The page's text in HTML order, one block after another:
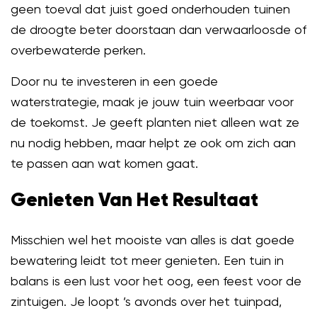
geen toeval dat juist goed onderhouden tuinen
de droogte beter doorstaan dan verwaarloosde of
overbewaterde perken.
Door nu te investeren in een goede
waterstrategie, maak je jouw tuin weerbaar voor
de toekomst. Je geeft planten niet alleen wat ze
nu nodig hebben, maar helpt ze ook om zich aan
te passen aan wat komen gaat.
Genieten Van Het Resultaat
Misschien wel het mooiste van alles is dat goede
bewatering leidt tot meer genieten. Een tuin in
balans is een lust voor het oog, een feest voor de
zintuigen. Je loopt ’s avonds over het tuinpad,